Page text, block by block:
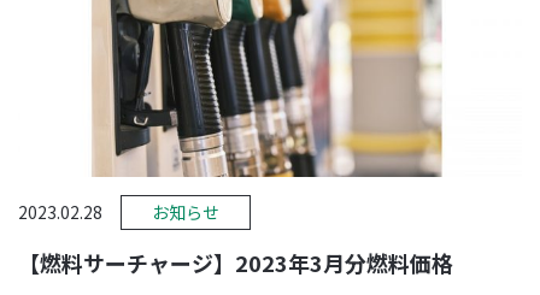
2023.02.28 お知らせ
【燃料サーチャージ】2023年3月分燃料価格